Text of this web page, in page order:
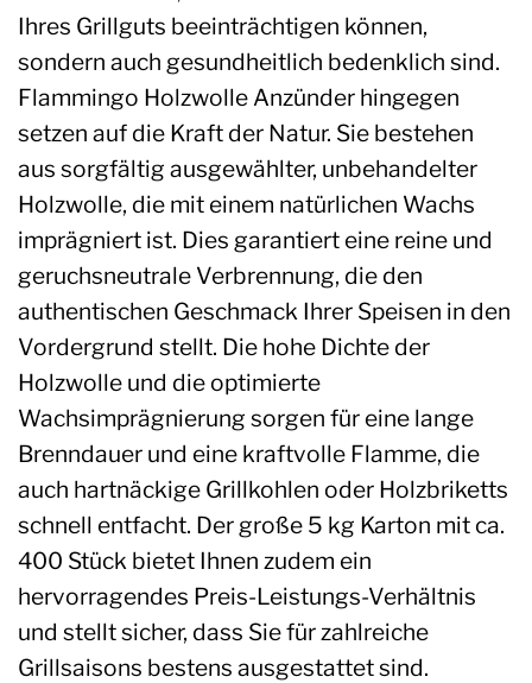
Ihres Grillguts beeinträchtigen können,
sondern auch gesundheitlich bedenklich sind.
Flammingo Holzwolle Anzünder hingegen
setzen auf die Kraft der Natur. Sie bestehen
aus sorgfältig ausgewählter, unbehandelter
Holzwolle, die mit einem natürlichen Wachs
imprägniert ist. Dies garantiert eine reine und
geruchsneutrale Verbrennung, die den
authentischen Geschmack Ihrer Speisen in den
Vordergrund stellt. Die hohe Dichte der
Holzwolle und die optimierte
Wachsimprägnierung sorgen für eine lange
Brenndauer und eine kraftvolle Flamme, die
auch hartnäckige Grillkohlen oder Holzbriketts
schnell entfacht. Der große 5 kg Karton mit ca.
400 Stück bietet Ihnen zudem ein
hervorragendes Preis-Leistungs-Verhältnis
und stellt sicher, dass Sie für zahlreiche
Grillsaisons bestens ausgestattet sind.